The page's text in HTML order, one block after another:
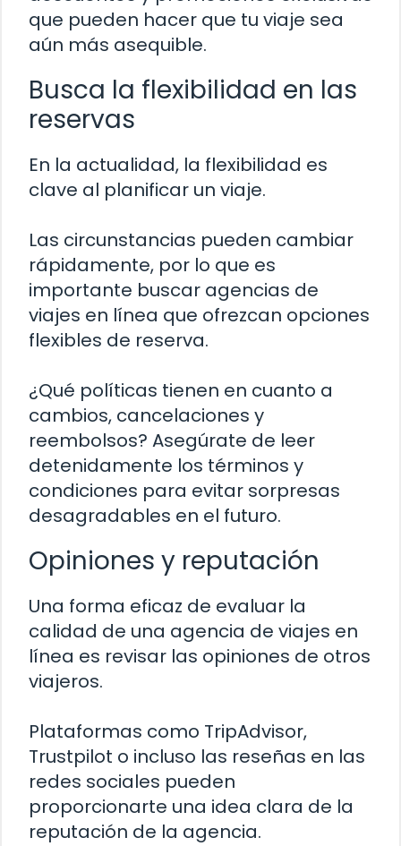
que pueden hacer que tu viaje sea
aún más asequible.
Busca la flexibilidad en las
reservas
En la actualidad, la flexibilidad es
clave al planificar un viaje.
Las circunstancias pueden cambiar
rápidamente, por lo que es
importante buscar agencias de
viajes en línea que ofrezcan opciones
flexibles de reserva.
¿Qué políticas tienen en cuanto a
cambios, cancelaciones y
reembolsos? Asegúrate de leer
detenidamente los términos y
condiciones para evitar sorpresas
desagradables en el futuro.
Opiniones y reputación
Una forma eficaz de evaluar la
calidad de una agencia de viajes en
línea es revisar las opiniones de otros
viajeros.
Plataformas como TripAdvisor,
Trustpilot o incluso las reseñas en las
redes sociales pueden
proporcionarte una idea clara de la
reputación de la agencia.